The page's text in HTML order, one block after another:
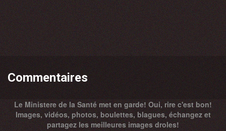
Commentaires
Le Ministere de la Santé met en garde! Oui, rire c'est bon!
Images, vidéos, photos, boulettes, blagues, échangez et
partagez les meilleures images droles!